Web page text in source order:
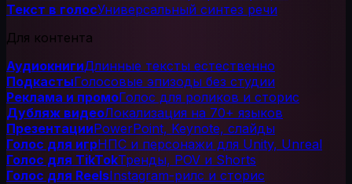
Текст в голосУниверсальный синтез речи
Для контента
АудиокнигиДлинные тексты естественно
ПодкастыГолосовые эпизоды без студии
Реклама и промоГолос для роликов и сторис
Дубляж видеоЛокализация на 70+ языков
ПрезентацииPowerPoint, Keynote, слайды
Голос для игрНПС и персонажи для Unity, Unreal
Голос для TikTokТренды, POV и Shorts
Голос для ReelsInstagram-рилс и сторис